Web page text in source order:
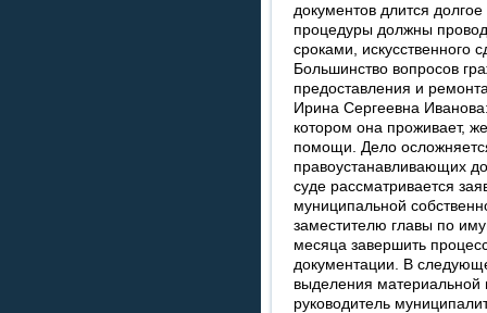
документов длится
процедуры должны
сроками, искусственного
Большинство вопросов
предоставления и
Ирина Сергеевна
котором она проживает,
помощи. Дело
правоустанавливающих
суде рассматривается
муниципальной
заместителю главы по
месяца завершить
документации. В
выделения
руководитель